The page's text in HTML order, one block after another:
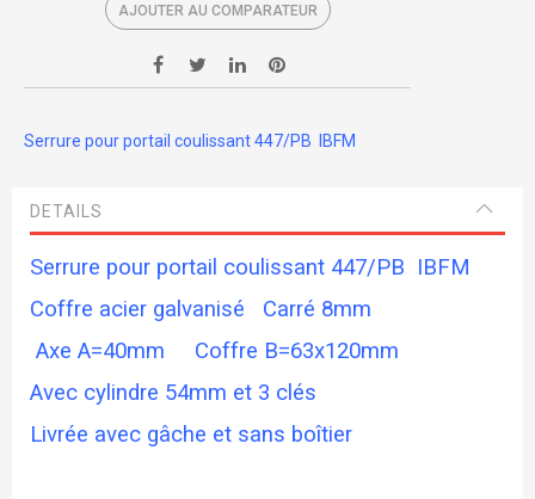
AJOUTER AU COMPARATEUR
Serrure pour portail coulissant 447/PB IBFM
DETAILS
Serrure pour portail coulissant 447/PB IBFM
Coffre acier galvanisé Carré 8mm
Axe A=40mm Coffre B=63x120mm
Avec cylindre 54mm et 3 clés
Livrée avec gâche et sans boîtier